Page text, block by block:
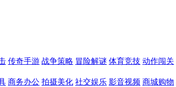
传奇手游 战争策略 冒险解谜 体育竞技 动作闯关
商务办公 拍摄美化 社交娱乐 影音视频 商城购物